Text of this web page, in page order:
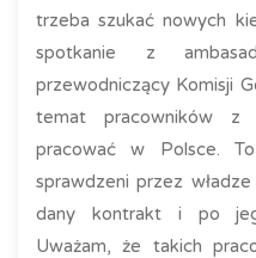
trzeba szukać nowych
spotkanie z
przewodniczący Komisji
temat pracowników z
pracować w Polsce.
sprawdzeni przez
dany kontrakt i po
Uważam, że takich